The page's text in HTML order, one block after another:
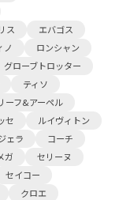
ス
エバゴス
ノ
ロンシャン
グローブトロッター
ティソ
ーフ&アーペル
セ
ルイヴィトン
ェラ
コーチ
ガ
セリーヌ
セイコー
クロエ